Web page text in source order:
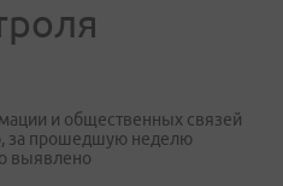
и общественных связей
за прошедшую неделю
выявлено